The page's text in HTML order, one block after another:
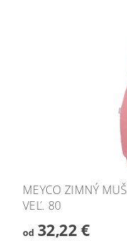
MEYCO ZIMNÝ
VEĽ. 80
od32,22 €